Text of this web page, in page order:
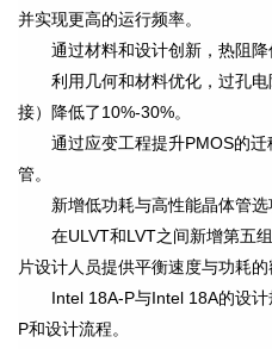
并实现更高的运行频率。
通过材料和设计创新，热阻降
利用几何和材料优化，过孔
接）降低了10%-30%。
通过应变工程提升PMOS的
管。
新增低功耗与高性能晶体管选
在ULVT和LVT之间新增第五
片设计人员提供平衡速度与功耗的
Intel 18A-P与Intel 18A的设
P和设计流程。